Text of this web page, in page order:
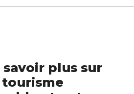
savoir plus sur
tourisme